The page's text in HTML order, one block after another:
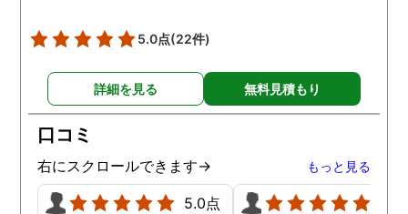
5.0点(22件)
詳細を見る 無料見積もり
口コミ
右にスクロールできます→ もっと見る
5.0点